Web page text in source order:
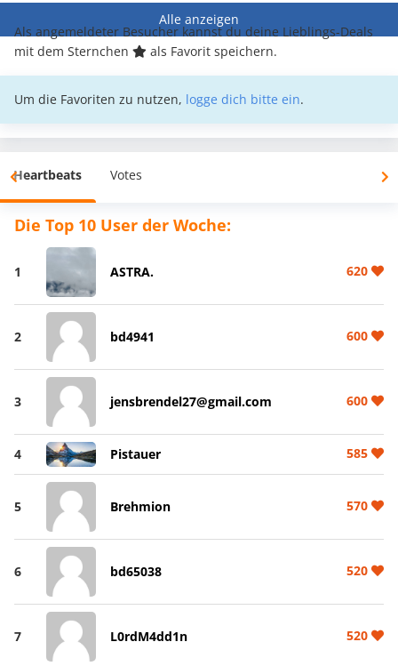
Alle anzeigen
Als angemeldeter Besucher kannst du deine Lieblings-Deals
mit dem Sternchen
als Favorit speichern.
Um die Favoriten zu nutzen, logge dich bitte ein.
Heartbeats Votes
Die Top 10 User der Woche:
1 ASTRA. 620
2 bd4941 600
3 jensbrendel27@gmail.com 600
4 Pistauer 585
5 Brehmion 570
6 bd65038 520
7 L0rdM4dd1n 520